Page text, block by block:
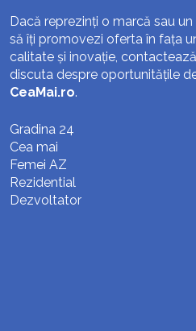
Dacă reprezinți o marcă sau
să îți promovezi oferta în fața
calitate și inovație,
discuta despre oportunitățile
CeaMai.ro.
Gradina 24
Cea mai
Femei AZ
Rezidential
Dezvoltator